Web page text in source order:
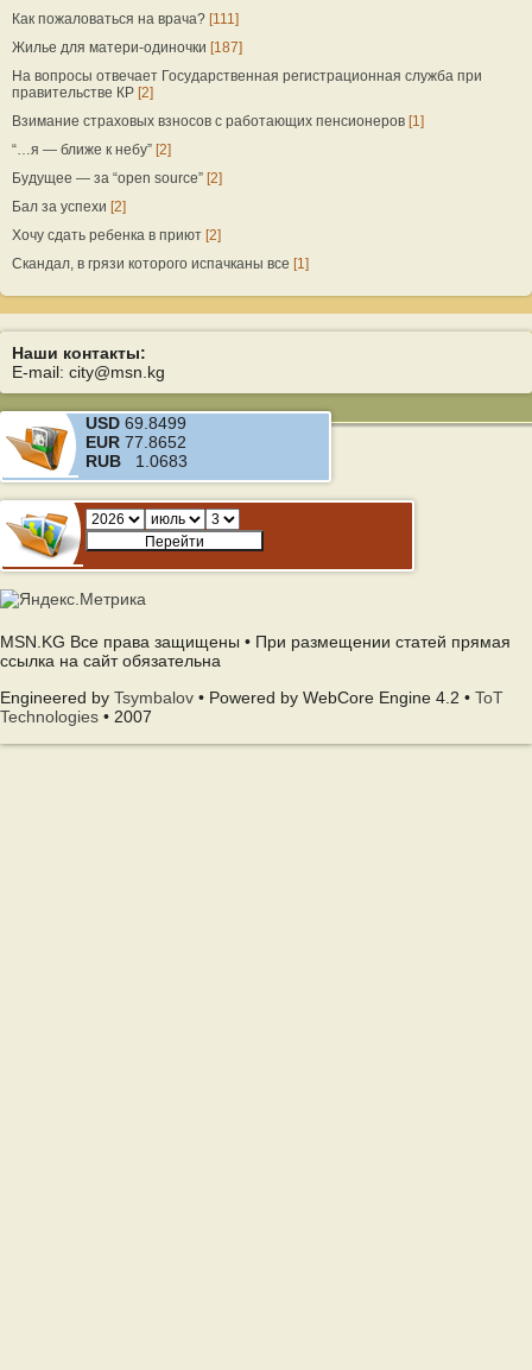
Как пожаловаться на врача? [111]
Жилье для матери-одиночки [187]
На вопросы отвечает Государственная регистрационная служба при
правительстве КР [2]
Взимание страховых взносов с работающих пенсионеров [1]
“…я — ближе к небу” [2]
Будущее — за “open source” [2]
Бал за успехи [2]
Хочу сдать ребенка в приют [2]
Скандал, в грязи которого испачканы все [1]
Наши контакты:
E-mail: city@msn.kg
USD 69.8499
EUR 77.8652
RUB 1.0683
MSN.KG Все права защищены • При размещении статей прямая
ссылка на сайт обязательна
Engineered by Tsymbalov • Powered by WebCore Engine 4.2 • ToT
Technologies • 2007